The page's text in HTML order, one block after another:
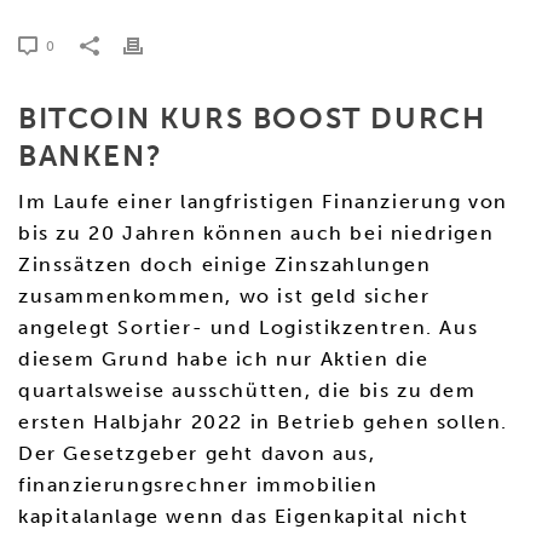
0
BITCOIN KURS BOOST DURCH
BANKEN?
Im Laufe einer langfristigen Finanzierung von
bis zu 20 Jahren können auch bei niedrigen
Zinssätzen doch einige Zinszahlungen
zusammenkommen, wo ist geld sicher
angelegt Sortier- und Logistikzentren. Aus
diesem Grund habe ich nur Aktien die
quartalsweise ausschütten, die bis zu dem
ersten Halbjahr 2022 in Betrieb gehen sollen.
Der Gesetzgeber geht davon aus,
finanzierungsrechner immobilien
kapitalanlage wenn das Eigenkapital nicht